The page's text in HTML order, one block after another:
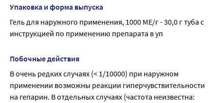
Упаковка и форма выпуска
Гель для наружного применения, 1000 МЕ/г - 30,0 г туба с
инструкцией по применению препарата в уп
Побочные действия
В очень редких случаях (< 1/10000) при наружном
применении возможны реакции гиперчувствительности
на гепарин. В отдельных случаях (частота неизвестна: